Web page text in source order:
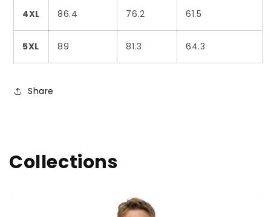
4XL 86.4 76.2 61.5
5XL 89 81.3 64.3
Share
Collections